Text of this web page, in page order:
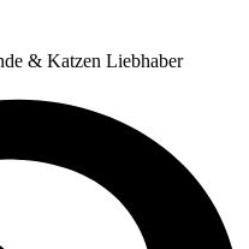
& Katzen Liebhaber